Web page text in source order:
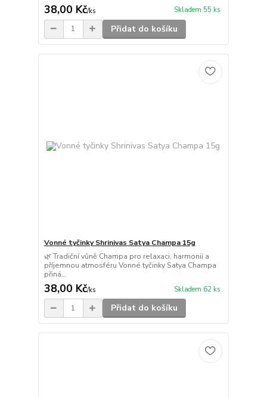
38,00 Kč/ks Skladem 55 ks
Přidat do košíku
Vonné tyčinky Shrinivas Satya Champa 15g
🌿 Tradiční vůně Champa pro relaxaci, harmonii a
příjemnou atmosféru Vonné tyčinky Satya Champa
přiná...
38,00 Kč/ks Skladem 62 ks
Přidat do košíku